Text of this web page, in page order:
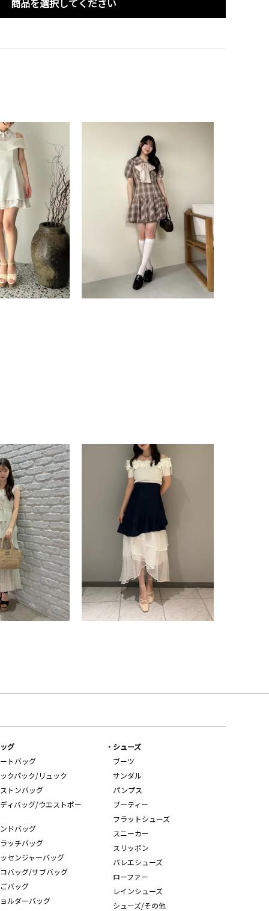
商品を選択してください
グ
トバッグ
クパック/リュック
トンバッグ
ィバッグ/ウエストポー
ドバッグ
ッチバッグ
センジャーバッグ
バッグ/サブバッグ
バッグ
ルダーバッグ
シューズ
ブーツ
サンダル
パンプス
ブーティー
フラットシューズ
スニーカー
スリッポン
バレエシューズ
ローファー
レインシューズ
シューズ/その他